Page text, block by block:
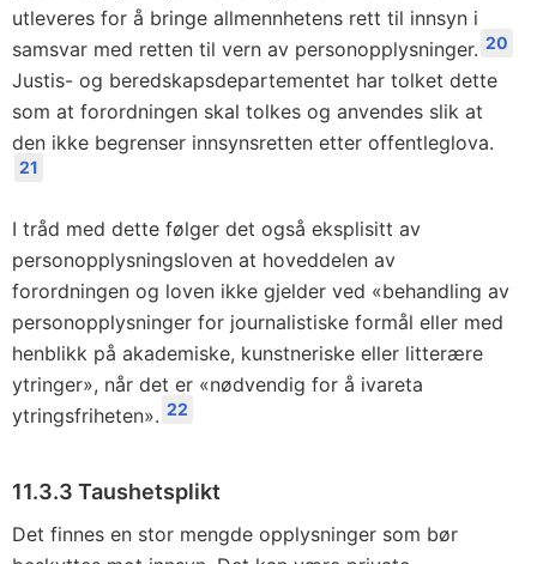
utleveres for å bringe allmennhetens rett til innsyn i
samsvar med retten til vern av personopplysninger. 20
Justis- og beredskapsdepartementet har tolket dette
som at forordningen skal tolkes og anvendes slik at
den ikke begrenser innsynsretten etter offentleglova.
21
I tråd med dette følger det også eksplisitt av
personopplysningsloven at hoveddelen av
forordningen og loven ikke gjelder ved «behandling av
personopplysninger for journalistiske formål eller med
henblikk på akademiske, kunstneriske eller litterære
ytringer», når det er «nødvendig for å ivareta
ytringsfriheten». 22
11.3.3 Taushetsplikt
Det finnes en stor mengde opplysninger som bør